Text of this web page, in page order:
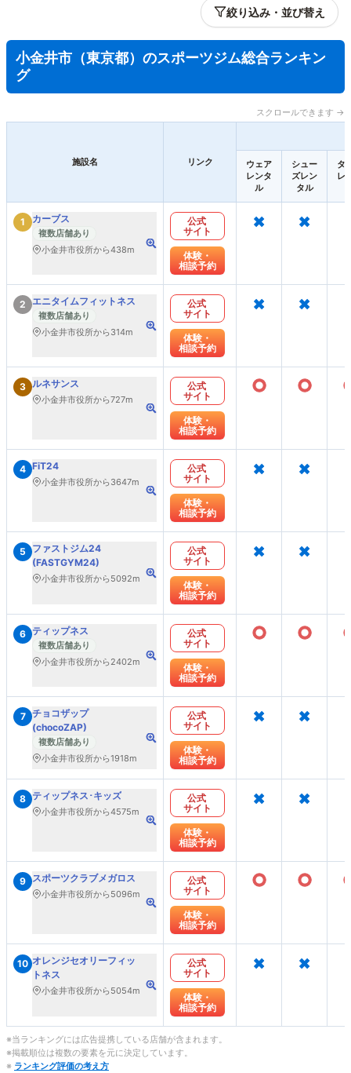
絞り込み・並び替え
小金井市（東京都）のスポーツジム総合ランキン
グ
スクロールできます →
施設名 リンク
ウェア
レンタ
ル
シュー
ズレン
タル
タ
レ
1 カーブス
複数店舗あり
小金井市役所から438m
公式
サイト
体験・
相談予約
× ×
2 エニタイムフィットネス
複数店舗あり
小金井市役所から314m
公式
サイト
体験・
相談予約
× ×
3 ルネサンス
小金井市役所から727m
公式
サイト
体験・
相談予約
○ ○
4 FiT24
小金井市役所から3647m
公式
サイト
体験・
相談予約
× ×
5
ファストジム24
(FASTGYM24)
小金井市役所から5092m
公式
サイト
体験・
相談予約
× ×
6 ティップネス
複数店舗あり
小金井市役所から2402m
公式
サイト
体験・
相談予約
○ ○
7 チョコザップ
(chocoZAP)
複数店舗あり
小金井市役所から1918m
公式
サイト
体験・
相談予約
× ×
8 ティップネス･キッズ
小金井市役所から4575m
公式
サイト
体験・
相談予約
× ×
9 スポーツクラブメガロス
小金井市役所から5096m
公式
サイト
体験・
相談予約
○ ○
10 オレンジセオリーフィッ
トネス
小金井市役所から5054m
公式
サイト
体験・
相談予約
× ×
※当ランキングには広告提携している店舗が含まれます。
※掲載順位は複数の要素を元に決定しています。
※ ランキング評価の考え方